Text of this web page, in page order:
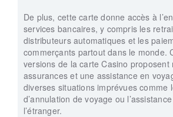
De plus, cette carte donne accès à
services bancaires, y compris les
distributeurs automatiques et les
commerçants partout dans le monde.
versions de la carte Casino proposent
assurances et une assistance en
diverses situations imprévues comme
d’annulation de voyage ou
l’étranger.